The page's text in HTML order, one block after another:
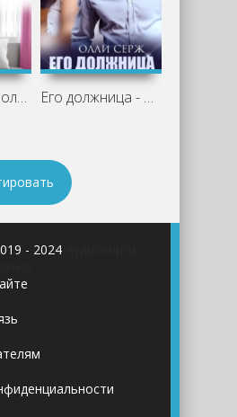
Малютка для олигарха - Аня Васнецова Его должница - Олли Серж
- 2024